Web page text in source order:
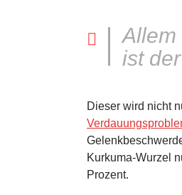
Allem
ist
Dieser wird nicht
Kurkuma-Wurzel
Prozent.